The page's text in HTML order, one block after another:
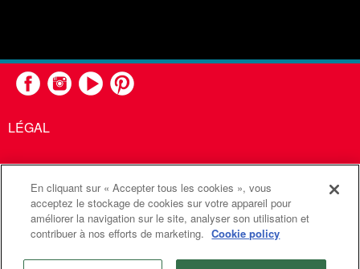
LÉGAL
United Methodist Communications est une agence de l'Église
Méthodiste Unie
Communications Méthodistes Unies. Tous droits
réservés
En cliquant sur « Accepter tous les cookies », vous
acceptez le stockage de cookies sur votre appareil pour
améliorer la navigation sur le site, analyser son utilisation et
contribuer à nos efforts de marketing. Cookie policy